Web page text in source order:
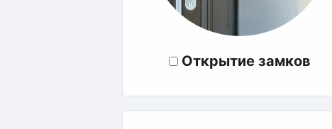
Открытие замков